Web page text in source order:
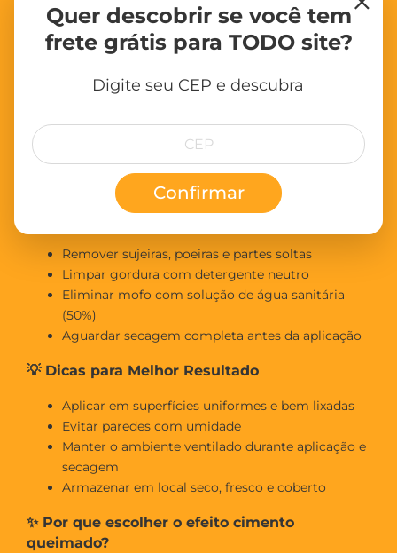
Quer descobrir se você tem
frete grátis para TODO site?
Digite seu CEP e descubra
Confirmar
Importante:
A superfície deve estar lisa, seca, limpa e
preparada conforme orientações do fabricante.
🛠 Como Aplicar
Aplicar com desempenadeira de aço inox
Utilizar lixa grana 180 para acabamento
Criar efeitos com movimentos variados
Produto pronto – não diluir
🧼 Preparação da Superfície
Remover sujeiras, poeiras e partes soltas
Limpar gordura com detergente neutro
Eliminar mofo com solução de água sanitária
(50%)
Aguardar secagem completa antes da aplicação
💡 Dicas para Melhor Resultado
Aplicar em superfícies uniformes e bem lixadas
Evitar paredes com umidade
Manter o ambiente ventilado durante aplicação e
secagem
Armazenar em local seco, fresco e coberto
✨ Por que escolher o efeito cimento
queimado?